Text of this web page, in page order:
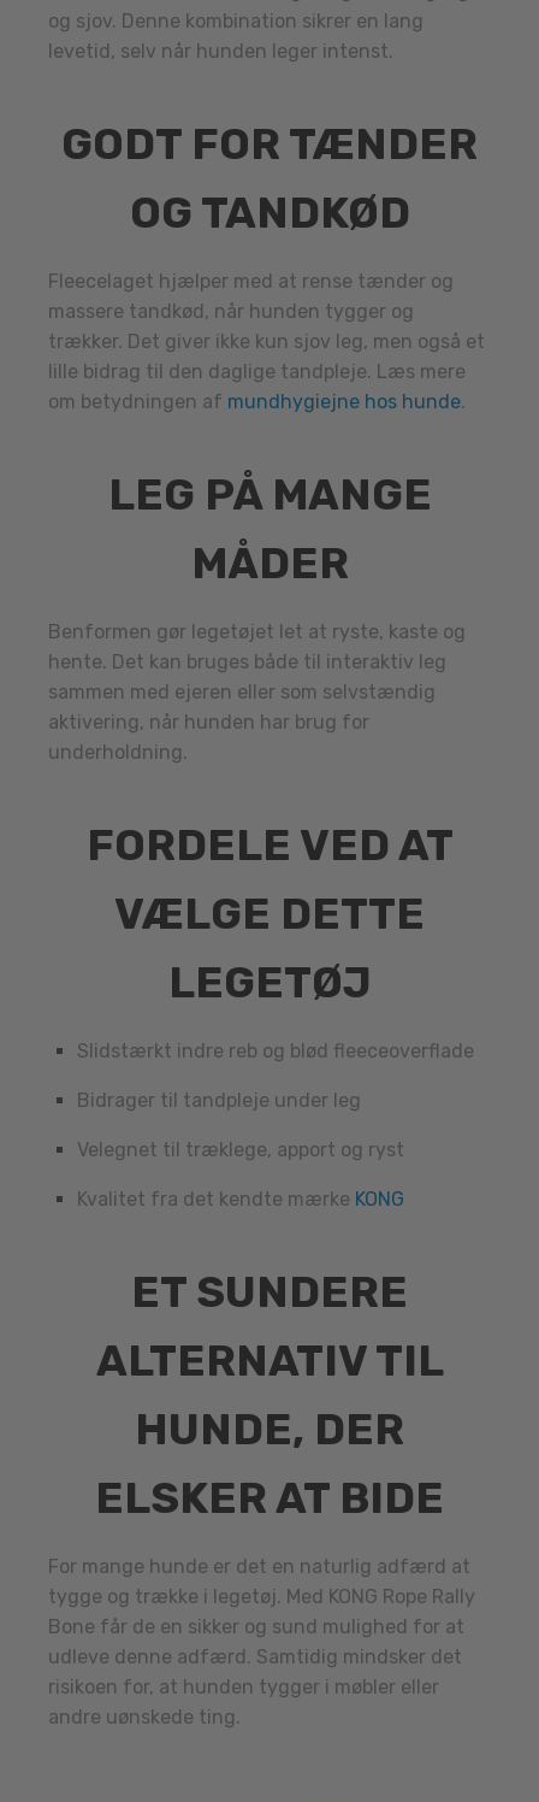
og sjov. Denne kombination sikrer en lang
levetid, selv når hunden leger intenst.
GODT FOR TÆNDER
OG TANDKØD
Fleecelaget hjælper med at rense tænder og
massere tandkød, når hunden tygger og
trækker. Det giver ikke kun sjov leg, men også et
lille bidrag til den daglige tandpleje. Læs mere
om betydningen af mundhygiejne hos hunde.
LEG PÅ MANGE
MÅDER
Benformen gør legetøjet let at ryste, kaste og
hente. Det kan bruges både til interaktiv leg
sammen med ejeren eller som selvstændig
aktivering, når hunden har brug for
underholdning.
FORDELE VED AT
VÆLGE DETTE
LEGETØJ
Slidstærkt indre reb og blød fleeceoverflade
Bidrager til tandpleje under leg
Velegnet til træklege, apport og ryst
Kvalitet fra det kendte mærke KONG
ET SUNDERE
ALTERNATIV TIL
HUNDE, DER
ELSKER AT BIDE
For mange hunde er det en naturlig adfærd at
tygge og trække i legetøj. Med KONG Rope Rally
Bone får de en sikker og sund mulighed for at
udleve denne adfærd. Samtidig mindsker det
risikoen for, at hunden tygger i møbler eller
andre uønskede ting.